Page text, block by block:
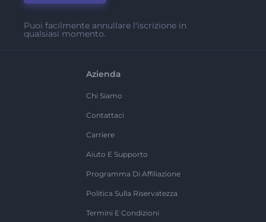
Puoi facilmente annullare l'iscrizione in
qualsiasi momento.
Azienda
Chi Siamo
Contattaci
Carriere
Aiuto E Supporto
Programma Di Affiliazione
Politica Sulla Riservatezza
Termini E Condizioni